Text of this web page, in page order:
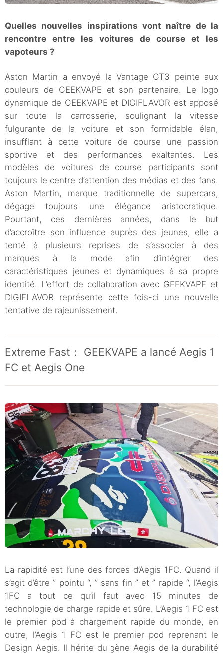
Quelles nouvelles inspirations vont naître de la
rencontre entre les voitures de course et les
vapoteurs ?
Aston Martin a envoyé la Vantage GT3 peinte aux
couleurs de GEEKVAPE et son partenaire. Le logo
dynamique de GEEKVAPE et DIGIFLAVOR est apposé
sur toute la carrosserie, soulignant la vitesse
fulgurante de la voiture et son formidable élan,
insufflant à cette voiture de course une passion
sportive et des performances exaltantes. Les
modèles de voitures de course participants sont
toujours le centre d’attention des médias et des fans.
Aston Martin, marque traditionnelle de supercars,
dégage toujours une élégance aristocratique.
Pourtant, ces dernières années, dans le but
d’accroître son influence auprès des jeunes, elle a
tenté à plusieurs reprises de s’associer à des
marques à la mode afin d’intégrer des
caractéristiques jeunes et dynamiques à sa propre
identité. L’effort de collaboration avec GEEKVAPE et
DIGIFLAVOR représente cette fois-ci une nouvelle
tentative de rajeunissement.
Extreme Fast： GEEKVAPE a lancé Aegis 1
FC et Aegis One
La rapidité est l’une des forces d’Aegis 1FC. Quand il
s’agit d’être ” pointu “, ” sans fin ” et ” rapide “, l’Aegis
1FC a tout ce qu’il faut avec 15 minutes de
technologie de charge rapide et sûre. L’Aegis 1 FC est
le premier pod à chargement rapide du monde, en
outre, l’Aegis 1 FC est le premier pod reprenant le
Design Aegis. Il hérite du gène Aegis de la durabilité